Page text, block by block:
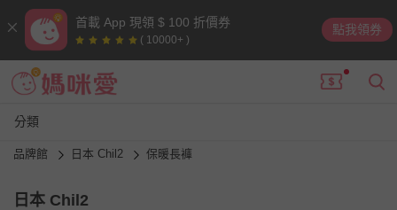
首載 App 現領 $ 100 折價券
( 10000+ )
點我領券
分類
品牌館 日本 Chil2 保暖長褲
日本 Chil2